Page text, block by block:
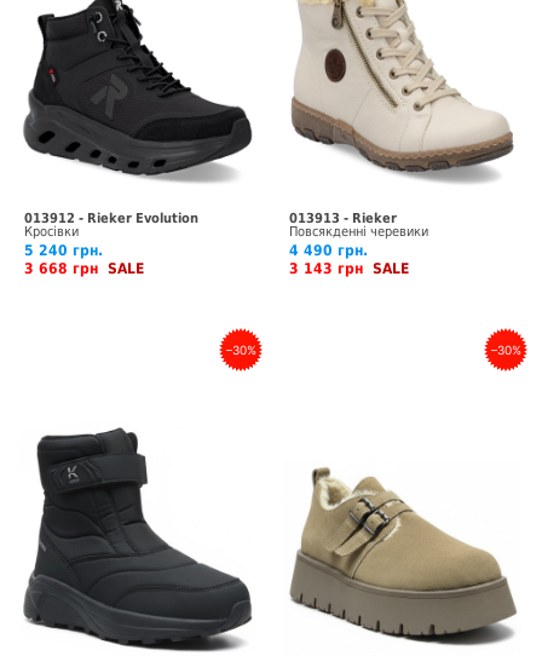
013912 - Rieker Evolution
Кросівки
5 240 грн.
3 668 грн SALE
013913 - Rieker
Повсякденні черевики
4 490 грн.
3 143 грн SALE
–30% –30%